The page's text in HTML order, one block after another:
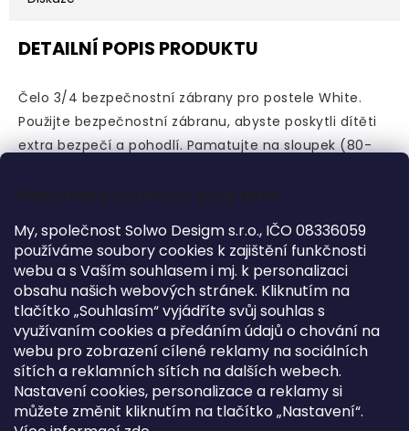
Nastavení ochrany soukromí
My, společnost Solwo Desigm s.r.o., IČO 08336059
používáme soubory cookies k zajištění funkčnosti
webu a s Vaším souhlasem i mj. k personalizaci
obsahu našich webových stránek. Kliknutím na
tlačítko „Souhlasím“ vyjádříte svůj souhlas s
využívaním cookies a předáním údajů o chování na
webu pro zobrazení cílené reklamy na sociálních
sítích a reklamních sítích na dalších webech.
Nastavení cookies, personalizace a reklamy si
můžete změnit kliknutím na tlačítko „Nastavení“.
DETAILNÍ POPIS PRODUKTU
Čelo 3/4 bezpečnostní zábrany pro postele White.
Použijte bezpečnostní zábranu, abyste poskytli dítěti
extra bezpečí a pohodlí.Pamatujte na sloupek (80-
barvách a je vyrobena z MDF.
DOPLŇKOVÉ INFORMACE
Kategorie:
Doplňky
Záruka
2 roky
? Kolekce:
White
Výška :
25 cm
Délka: 159 cm